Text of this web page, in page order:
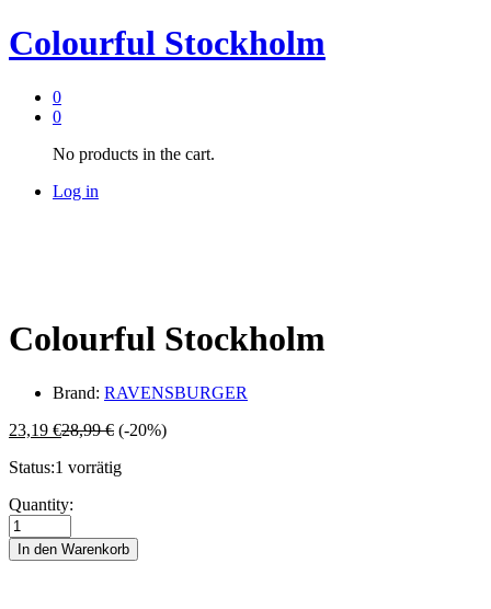
Colourful Stockholm
0
0
No products in the cart.
Log in
Colourful Stockholm
Brand: RAVENSBURGER
23,19 €28,99€ (-20%)
Status:1 vorrätig
Colourful
Stockholm
quantity
Quantity:
In den Warenkorb